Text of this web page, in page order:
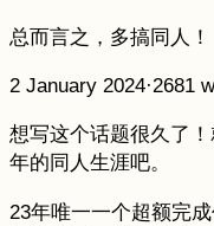
总而言之，多搞同人！
2 January 2024·2681
想写这个话题很久了
年的同人生涯吧。
23年唯一一个超额完